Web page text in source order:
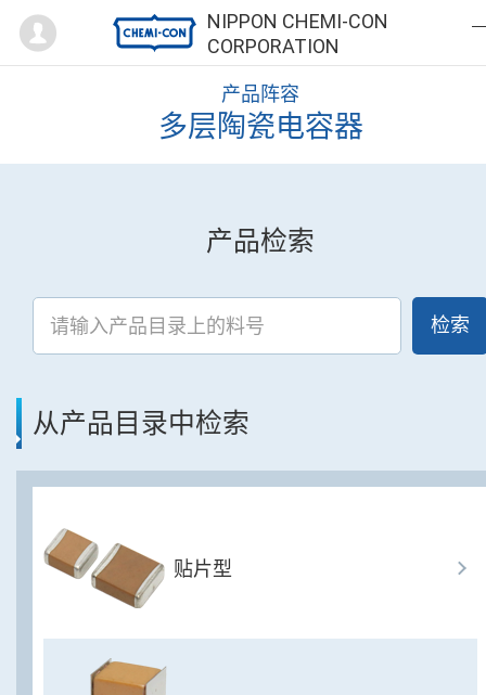
NIPPON CHEMI-CON
CORPORATION
Mypage
产品阵容
多层陶瓷电容器
产品检索
检索
从产品目录中检索
贴片型